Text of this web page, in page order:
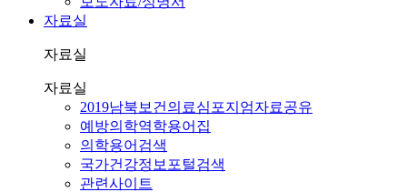
자료실
자료실
자료실
2019남북보건의료심포지엄자료공유
예방의학역학용어집
의학용어검색
국가건강정보포털검색
관련사이트